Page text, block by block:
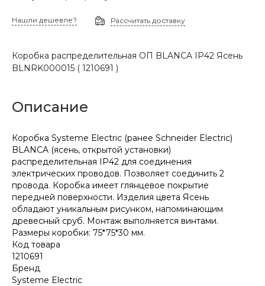
Нашли дешевле? Рассчитать доставку
Коробка распределительная ОП BLANCA IP42 Ясень
BLNRK000015 ( 1210691 )
Описание
Коробка Systeme Electric (ранее Schneider Electric)
BLANCA (ясень, открытой установки)
распределительная IP42 для соединения
электрических проводов. Позволяет соединить 2
провода. Коробка имеет глянцевое покрытие
передней поверхности. Изделия цвета Ясень
обладают уникальным рисунком, напоминающим
древесный сруб. Монтаж выполняется винтами.
Размеры коробки: 75*75*30 мм.
Код товара
1210691
Бренд
Systeme Electric